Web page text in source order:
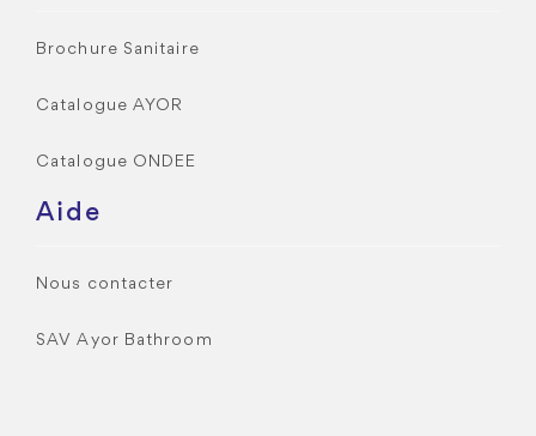
Brochure Sanitaire
Catalogue AYOR
Catalogue ONDEE
Aide
Nous contacter
SAV Ayor Bathroom